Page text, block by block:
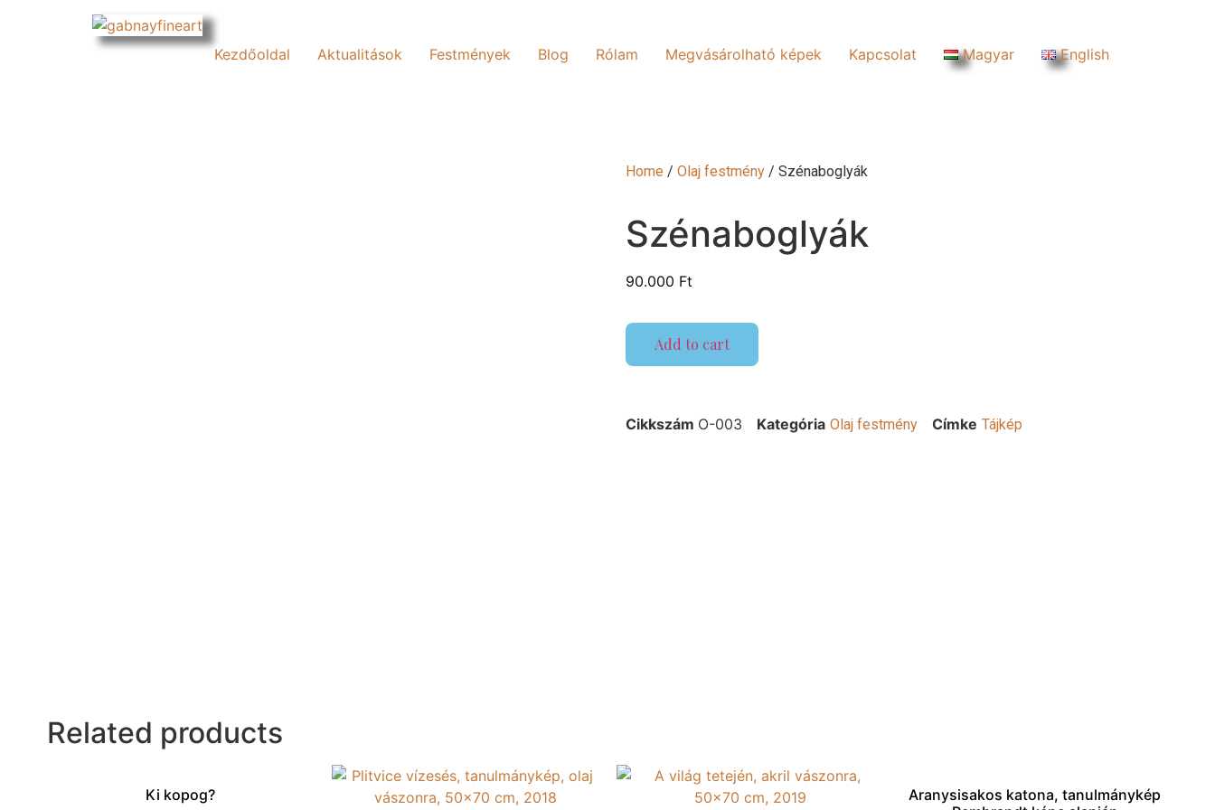
Kezdőoldal Aktualitások Festmények Blog Rólam Megvásárolható képek Kapcsolat Magyar English
Home / Olaj festmény / Szénaboglyák
Szénaboglyák
90.000 Ft
Add to cart
Cikkszám O-003 Kategória Olaj festmény Címke Tájkép
Related products
Ki kopog?
Aranysisakos katona, tanulmánykép